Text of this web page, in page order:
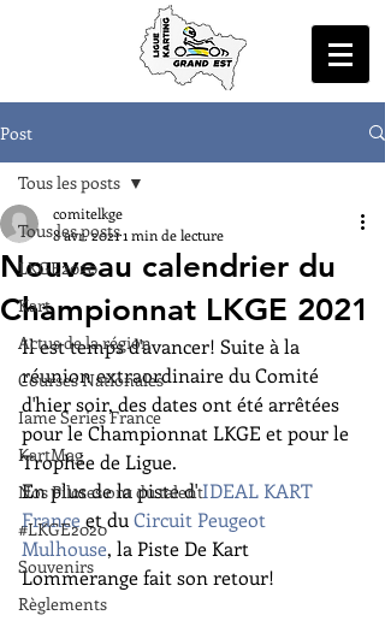
Post
Tous les posts
LKGE2020
Kart
Actus de la région
Courses Nationales
Iame Series France
KartMag
Nos Pilotes ont du talent
#LKGE2020
Souvenirs
Règlements
Tous les posts
Nouveau calendrier du
Championnat LKGE 2021
comitelkge
8 avr. 20211 min de lecture
Il est temps d'avancer! Suite à la
réunion extraordinaire du Comité
d'hier soir, des dates ont été arrêtées
pour le Championnat LKGE et pour le
Trophée de Ligue.
En plus de la piste d' IDEAL KART
France et du Circuit Peugeot
Mulhouse, la Piste De Kart
Lommerange fait son retour!